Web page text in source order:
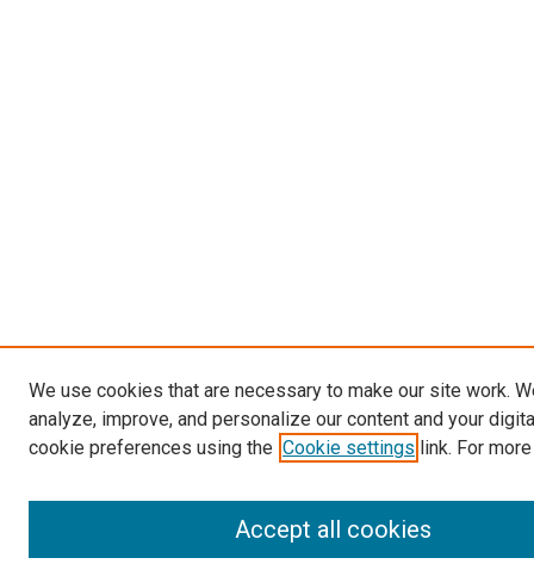
We use cookies that are necessary to make our site work.
analyze, improve, and personalize our content and your
cookie preferences using the Cookie settings link. For
Accept all cookies